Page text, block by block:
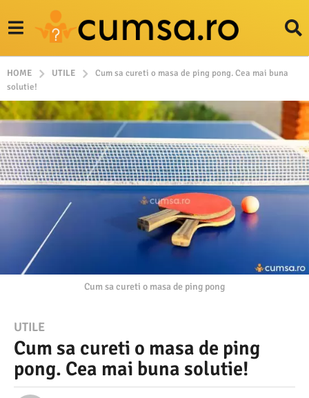
HOME UTILE
Cum sa cureti o masa de ping pong. Cea mai buna
solutie!
Cum sa cureti o masa de ping pong
0
4
.
UTILE
Cum sa cureti o masa de ping
pong. Cea mai buna solutie!